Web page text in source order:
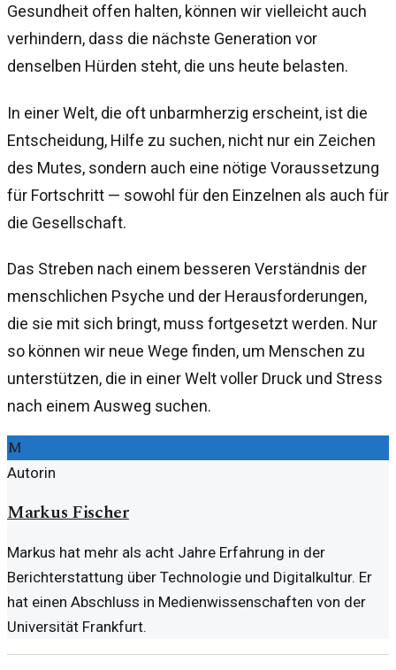
Gesundheit offen halten, können wir vielleicht auch
verhindern, dass die nächste Generation vor
denselben Hürden steht, die uns heute belasten.
In einer Welt, die oft unbarmherzig erscheint, ist die
Entscheidung, Hilfe zu suchen, nicht nur ein Zeichen
des Mutes, sondern auch eine nötige Voraussetzung
für Fortschritt — sowohl für den Einzelnen als auch für
die Gesellschaft.
Das Streben nach einem besseren Verständnis der
menschlichen Psyche und der Herausforderungen,
die sie mit sich bringt, muss fortgesetzt werden. Nur
so können wir neue Wege finden, um Menschen zu
unterstützen, die in einer Welt voller Druck und Stress
nach einem Ausweg suchen.
M
Autorin
Markus Fischer
Markus hat mehr als acht Jahre Erfahrung in der
Berichterstattung über Technologie und Digitalkultur. Er
hat einen Abschluss in Medienwissenschaften von der
Universität Frankfurt.